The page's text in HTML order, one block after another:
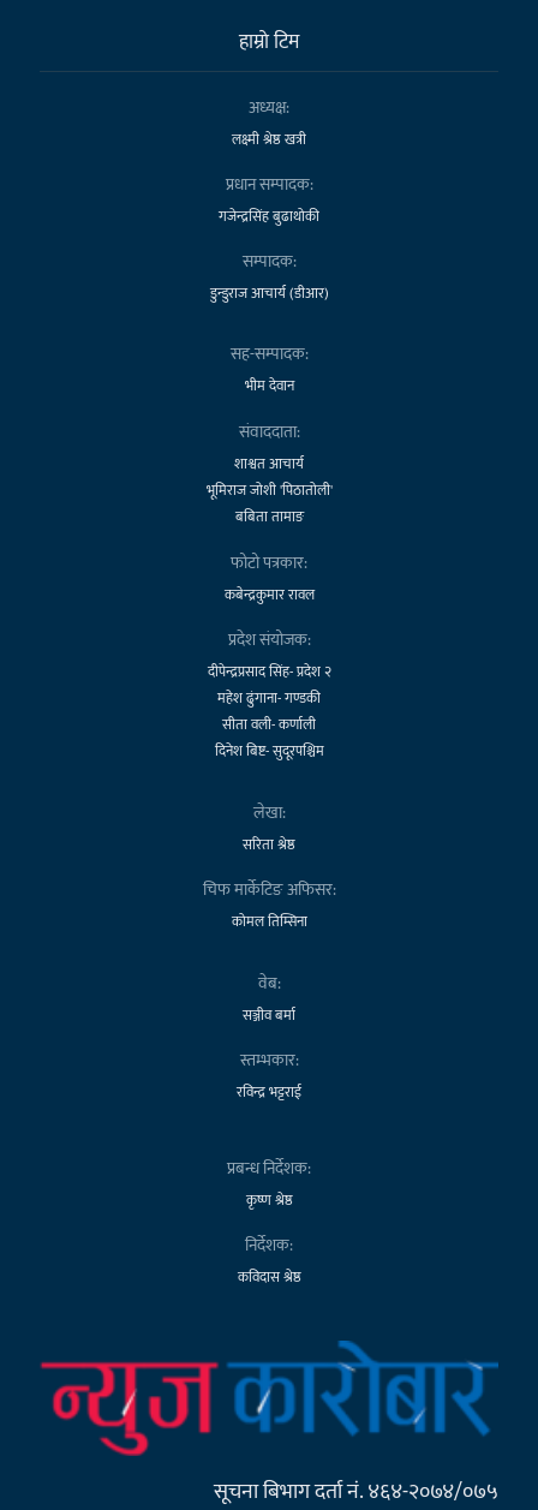
हाम्राे टिम
अध्यक्ष:
लक्ष्मी श्रेष्ठ खत्री
प्रधान सम्पादक:
गजेन्द्रसिंह बुढाथोकी
सम्पादक:
डुन्डुराज आचार्य (डीआर)
सह-सम्पादक:
भीम देवान
संवाददाता:
शाश्वत आचार्य
भूमिराज जोशी 'पिठातोली'
बबिता तामाङ
फोटो पत्रकार:
कबेन्द्रकुमार रावल
प्रदेश संयोजक:
दीपेन्द्रप्रसाद सिंह- प्रदेश २
महेश ढुंगाना- गण्डकी
सीता वली- कर्णाली
दिनेश बिष्ट- सुदूरपश्चिम
लेखा:
सरिता श्रेष्ठ
चिफ मार्केटिङ अफिसर:
कोमल तिम्सिना
वेब:
सञ्जीव बर्मा
स्तम्भकार:
रविन्द्र भट्टराई
प्रबन्ध निर्देशक:
कृष्ण श्रेष्ठ
निर्देशक:
कविदास श्रेष्ठ
सूचना बिभाग दर्ता नं. ४६४-२०७४/०७५